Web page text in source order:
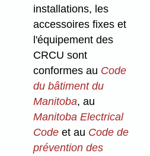
installations, les
accessoires fixes et
l'équipement des
CRCU sont
conformes au Code
du bâtiment du
Manitoba, au
Manitoba Electrical
Code et au Code de
prévention des